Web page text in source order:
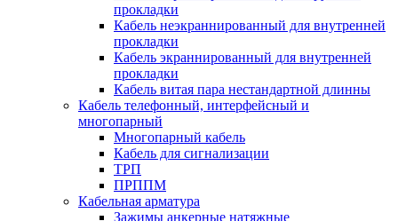
прокладки
Кабель неэкраннированный для внутренней
прокладки
Кабель экраннированный для внутренней
прокладки
Кабель витая пара нестандартной длинны
Кабель телефонный, интерфейсный и
многопарный
Многопарный кабель
Кабель для сигнализации
ТРП
ПРППМ
Кабельная арматура
Зажимы анкерные натяжные